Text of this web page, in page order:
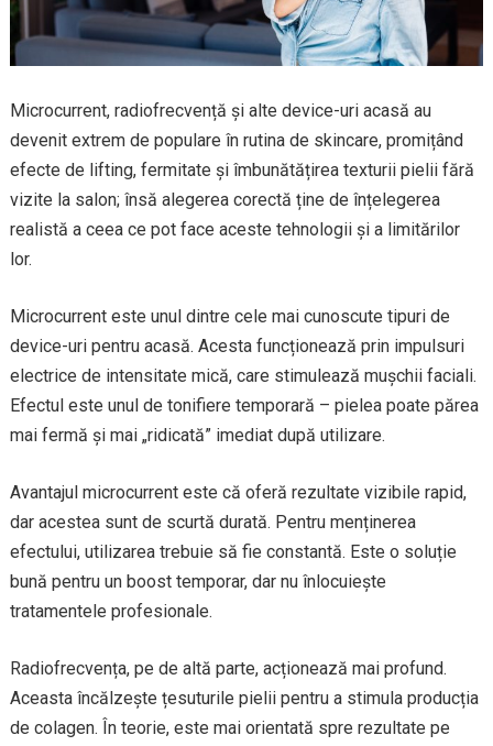
Microcurrent, radiofrecvență și alte device-uri acasă au
devenit extrem de populare în rutina de skincare, promițând
efecte de lifting, fermitate și îmbunătățirea texturii pielii fără
vizite la salon; însă alegerea corectă ține de înțelegerea
realistă a ceea ce pot face aceste tehnologii și a limitărilor
lor.
Microcurrent este unul dintre cele mai cunoscute tipuri de
device-uri pentru acasă. Acesta funcționează prin impulsuri
electrice de intensitate mică, care stimulează mușchii faciali.
Efectul este unul de tonifiere temporară – pielea poate părea
mai fermă și mai „ridicată” imediat după utilizare.
Avantajul microcurrent este că oferă rezultate vizibile rapid,
dar acestea sunt de scurtă durată. Pentru menținerea
efectului, utilizarea trebuie să fie constantă. Este o soluție
bună pentru un boost temporar, dar nu înlocuiește
tratamentele profesionale.
Radiofrecvența, pe de altă parte, acționează mai profund.
Aceasta încălzește țesuturile pielii pentru a stimula producția
de colagen. În teorie, este mai orientată spre rezultate pe